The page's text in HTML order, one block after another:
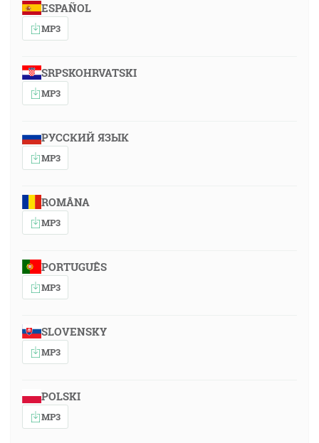
ESPAÑOL
MP3
SRPSKOHRVATSKI
MP3
РУССКИЙ ЯЗЫК
MP3
ROMÂNA
MP3
PORTUGUÊS
MP3
SLOVENSKY
MP3
POLSKI
MP3